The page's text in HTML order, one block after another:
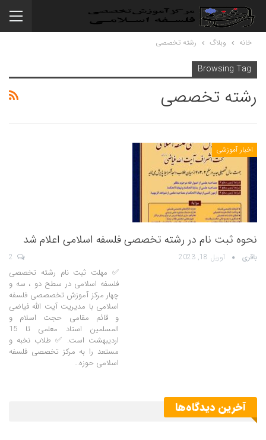
خانه وبلاگ رشته تخصصی
Browsing Tag
رشته تخصصی
اخبار آموزشی
نحوه ثبت نام در رشته تخصصی فلسفه اسلامی اعلام شد
باقری آوریل 18, 2023
✅ مهلت ثبت نام رشته تخصصی
فلسفه اسلامی در سطح دو ، سه و
چهار مرکز آموزش تخصصصی فلسفه
اسلامی با مدیریت آیت الله فیاضی
و قائم مقامی حجت اسلام و
المسلمین استاد معلمی تا 15
اردیبهشت است. ✅ طلاب نخبه و
مستعد را به مرکز تخصصی فلسفه
اسلامی حوزه…
آخرین دیدگاه‌ها